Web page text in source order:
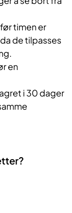
timen er
de tilpasses
en
i 30 dager